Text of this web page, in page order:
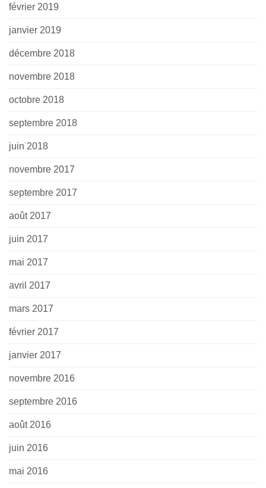
février 2019
janvier 2019
décembre 2018
novembre 2018
octobre 2018
septembre 2018
juin 2018
novembre 2017
septembre 2017
août 2017
juin 2017
mai 2017
avril 2017
mars 2017
février 2017
janvier 2017
novembre 2016
septembre 2016
août 2016
juin 2016
mai 2016